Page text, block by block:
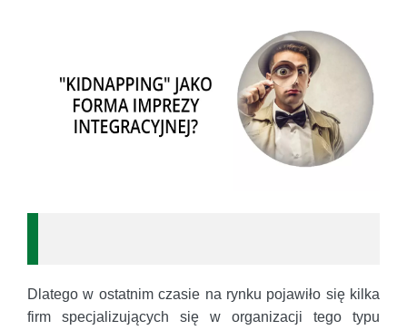
Dlatego w ostatnim czasie na rynku pojawiło się kilka
firm specjalizujących się w organizacji tego typu